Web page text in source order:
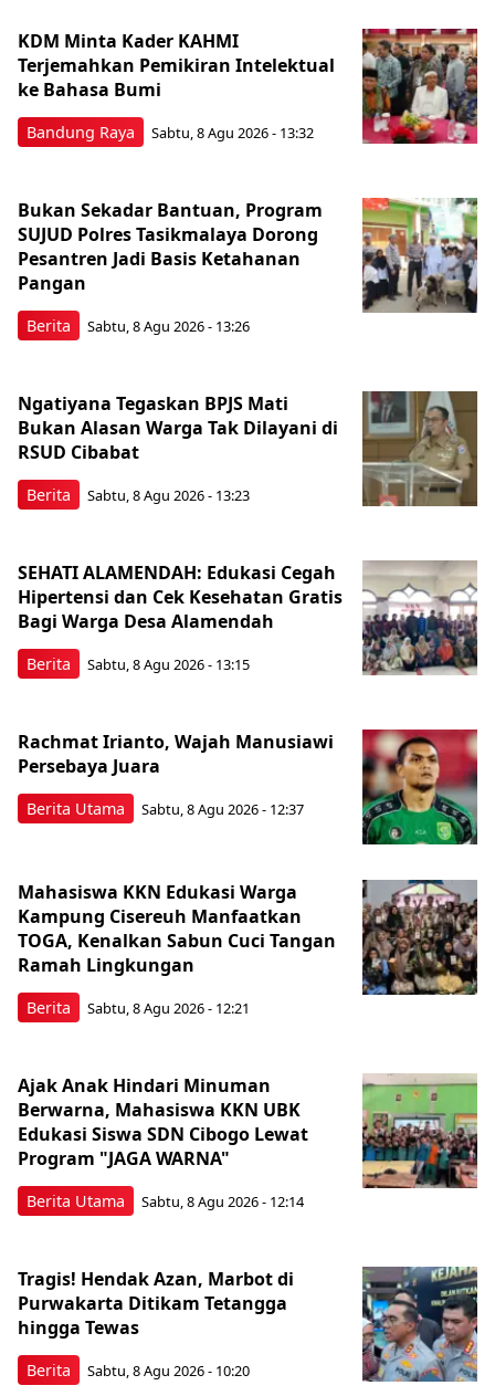
Bandung Raya
KDM Minta Kader KAHMI
Terjemahkan Pemikiran Intelektual
ke Bahasa Bumi
Sabtu, 8 Agu 2026 - 13:32
Berita
Bukan Sekadar Bantuan, Program
SUJUD Polres Tasikmalaya Dorong
Pesantren Jadi Basis Ketahanan
Pangan
Sabtu, 8 Agu 2026 - 13:26
Berita
Ngatiyana Tegaskan BPJS Mati
Bukan Alasan Warga Tak Dilayani di
RSUD Cibabat
Sabtu, 8 Agu 2026 - 13:23
Berita
SEHATI ALAMENDAH: Edukasi Cegah
Hipertensi dan Cek Kesehatan Gratis
Bagi Warga Desa Alamendah
Sabtu, 8 Agu 2026 - 13:15
Berita Utama
Rachmat Irianto, Wajah Manusiawi
Persebaya Juara
Sabtu, 8 Agu 2026 - 12:37
Berita
Mahasiswa KKN Edukasi Warga
Kampung Cisereuh Manfaatkan
TOGA, Kenalkan Sabun Cuci Tangan
Ramah Lingkungan
Sabtu, 8 Agu 2026 - 12:21
Berita Utama
Ajak Anak Hindari Minuman
Berwarna, Mahasiswa KKN UBK
Edukasi Siswa SDN Cibogo Lewat
Program "JAGA WARNA"
Sabtu, 8 Agu 2026 - 12:14
Berita
Tragis! Hendak Azan, Marbot di
Purwakarta Ditikam Tetangga
hingga Tewas
Sabtu, 8 Agu 2026 - 10:20